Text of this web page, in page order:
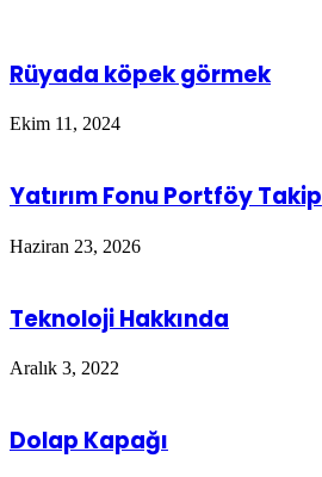
Rüyada köpek görmek
Ekim 11, 2024
Yatırım Fonu Portföy Takip
Haziran 23, 2026
Teknoloji Hakkında
Aralık 3, 2022
Dolap Kapağı